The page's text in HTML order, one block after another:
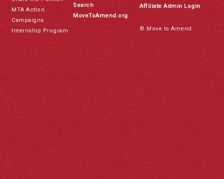
MTA Action
Campaigns
Internship Program
Search
MoveToAmend.org
Affiliate Admin Login
© Move to Amend